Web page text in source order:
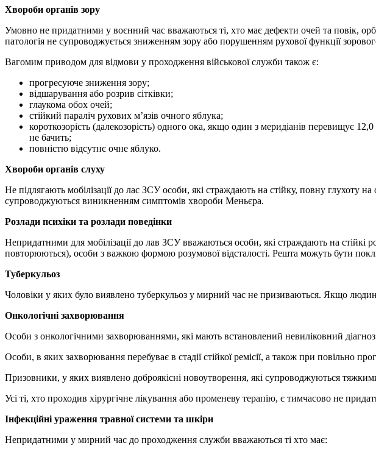
Хвороби органів зору
Умовно не придатними у воєнний час вважаються ті, хто має дефекти очей та повік,
патологія не супроводжується зниженням зору або порушенням рухової функції
Вагомим приводом для відмови у проходження військової служби також є:
прогресуюче зниження зору;
відшарування або розрив сітківки;
глаукома обох очей;
стійкий параліч рухових м’язів очного яблука;
короткозорість (далекозорість) одного ока, якщо один з меридіанів перевищує
не бачить;
повністю відсутнє очне яблуко.
Хвороби органів слуху
Не підлягають мобілізації до лас ЗСУ особи, які страждають на стійку, повну глухоту
супроводжуються виникненням симптомів хвороби Меньєра.
Розлади психіки та розлади поведінки
Непридатними для мобілізації до лав ЗСУ вважаються особи, які страждають на
повторюються), особи з важкою формою розумової відсталості. Решта можуть бути
Туберкульоз
Чоловіки у яких було виявлено туберкульоз у мирний час не призиваються. Якщо
Онкологічні захворювання
Особи з онкологічними захворюваннями, які мають встановлений невиліковний
Особи, в яких захворювання перебуває в стадії стійкої ремісії, а також при повільно
Призовники, у яких виявлено доброякісні новоутворення, які супроводжуються
Усі ті, хто проходив хірургічне лікування або променеву терапію, є тимчасово не
Інфекційні ураження травної системи та шкіри
Непридатними у мирний час до проходження служби вважаються ті хто має: